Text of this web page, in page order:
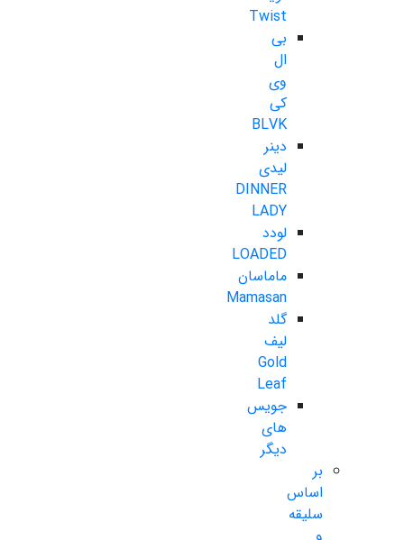
Twist
بی
ال
وی
کی
BLVK
دینر
لیدی
DINNER
LADY
لودد
LOADED
ماماسان
Mamasan
گلد
لیف
Gold
Leaf
جویس
های
دیگر
بر
اساس
سلیقه